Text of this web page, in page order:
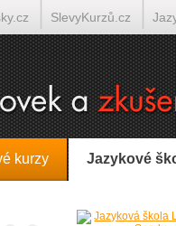
kurzy Jazykové
SlevyKurzů.cz
line Tlumočení-